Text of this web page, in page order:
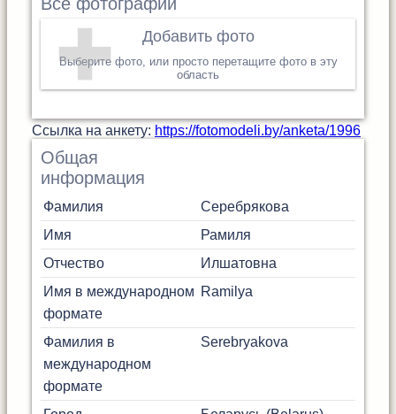
Добавить фото
Выберите фото, или просто перетащите фото в эту
область
Cсылка на анкету: https://fotomodeli.by/anketa/1996
Общая
информация
Фамилия
Серебрякова
Имя
Рамиля
Отчество
Илшатовна
Имя в международном
формате
Ramilya
Фамилия в
международном
формате
Serebryakova